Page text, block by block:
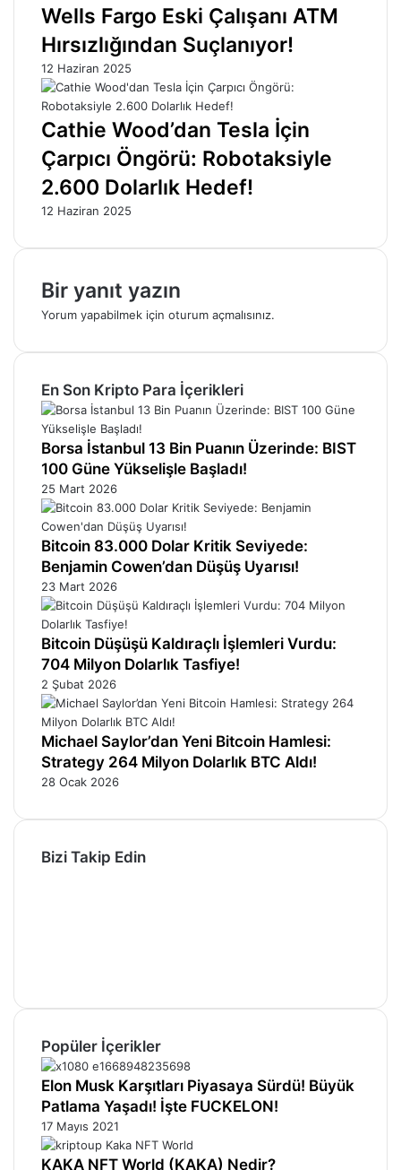
Wells Fargo Eski Çalışanı ATM
Hırsızlığından Suçlanıyor!
12 Haziran 2025
Cathie Wood’dan Tesla İçin
Çarpıcı Öngörü: Robotaksiyle
2.600 Dolarlık Hedef!
12 Haziran 2025
Bir yanıt yazın
Yorum yapabilmek için oturum açmalısınız.
En Son Kripto Para İçerikleri
Borsa İstanbul 13 Bin Puanın Üzerinde: BIST
100 Güne Yükselişle Başladı!
25 Mart 2026
Bitcoin 83.000 Dolar Kritik Seviyede:
Benjamin Cowen’dan Düşüş Uyarısı!
23 Mart 2026
Bitcoin Düşüşü Kaldıraçlı İşlemleri Vurdu:
704 Milyon Dolarlık Tasfiye!
2 Şubat 2026
Michael Saylor’dan Yeni Bitcoin Hamlesi:
Strategy 264 Milyon Dolarlık BTC Aldı!
28 Ocak 2026
Bizi Takip Edin
Popüler İçerikler
Elon Musk Karşıtları Piyasaya Sürdü! Büyük
Patlama Yaşadı! İşte FUCKELON!
17 Mayıs 2021
KAKA NFT World (KAKA) Nedir?